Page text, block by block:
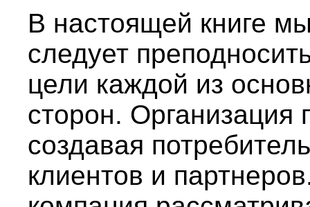
В настоящей книге
следует
цели каждой из
сторон. Организация
создавая
клиентов и